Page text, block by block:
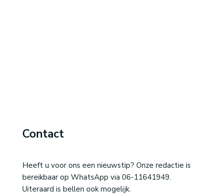
Contact
Heeft u voor ons een nieuwstip? Onze redactie is
bereikbaar op WhatsApp via 06-11641949.
Uiteraard is bellen ook mogelijk.